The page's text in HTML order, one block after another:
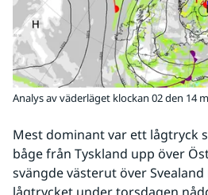
Analys av väderläget klockan 02 den 14
Mest dominant var ett lågtryck
båge från Tyskland upp över
svängde västerut över